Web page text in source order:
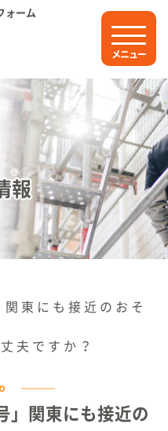
ォーム
メニュー
報
東にも接近のおそ
夫ですか？
」関東にも接近の